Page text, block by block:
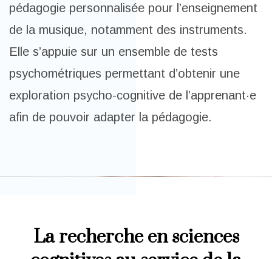
pédagogie personnalisée pour l’enseignement
de la musique, notamment des instruments.
Elle s’appuie sur un ensemble de tests
psychométriques permettant d’obtenir une
exploration psycho-cognitive de l’apprenant·e
afin de pouvoir adapter la pédagogie.
La recherche en sciences